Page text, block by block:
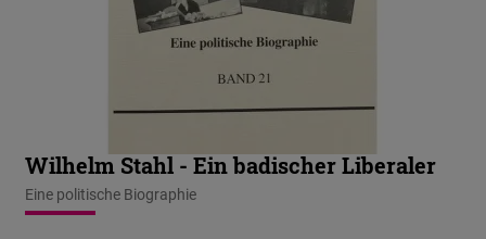
Wilhelm Stahl - Ein badischer Liberaler
Eine politische Biographie